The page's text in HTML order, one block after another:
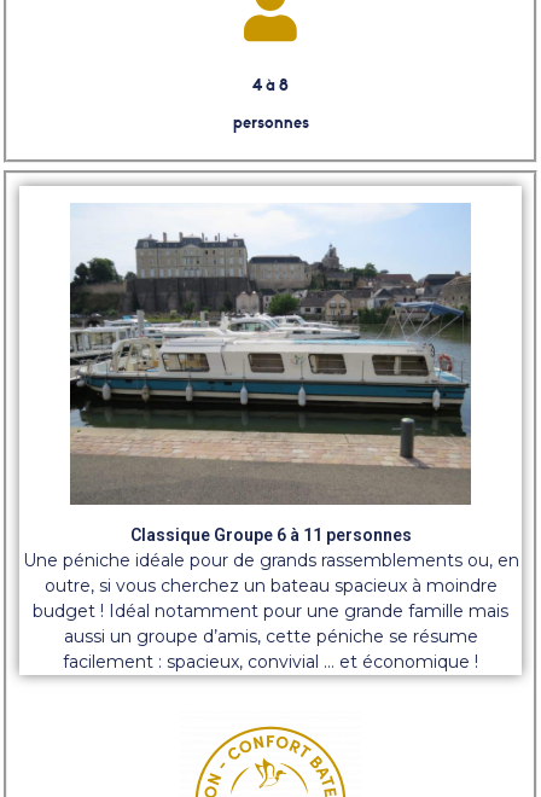
4 à 8
personnes
Classique Groupe 6 à 11 personnes
Une péniche idéale pour de grands rassemblements ou, en
outre, si vous cherchez un bateau spacieux à moindre
budget ! Idéal notamment pour une grande famille mais
aussi un groupe d’amis, cette péniche se résume
facilement : spacieux, convivial … et économique !